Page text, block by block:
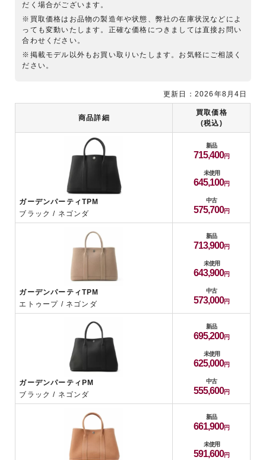
だく場合がございます。
※買取価格はお品物の製造年や状態、弊社の在庫状況などによ
っても変動いたします。正確な価格につきましては直接お問い
合わせください。
※掲載モデル以外もお買い取りいたします。お気軽にご相談く
ださい。
商品詳細
買取価格
(税込)
ガーデンパーティTPM
ブラック / ネゴンダ
新品
715,400
未使用
645,100
中古
575,700
ガーデンパーティTPM
エトゥープ / ネゴンダ
新品
713,900
未使用
643,900
中古
573,000
ガーデンパーティPM
ブラック / ネゴンダ
新品
695,200
未使用
625,000
中古
555,600
新品
661,900
未使用
591,600
更新日：2026年8月4日